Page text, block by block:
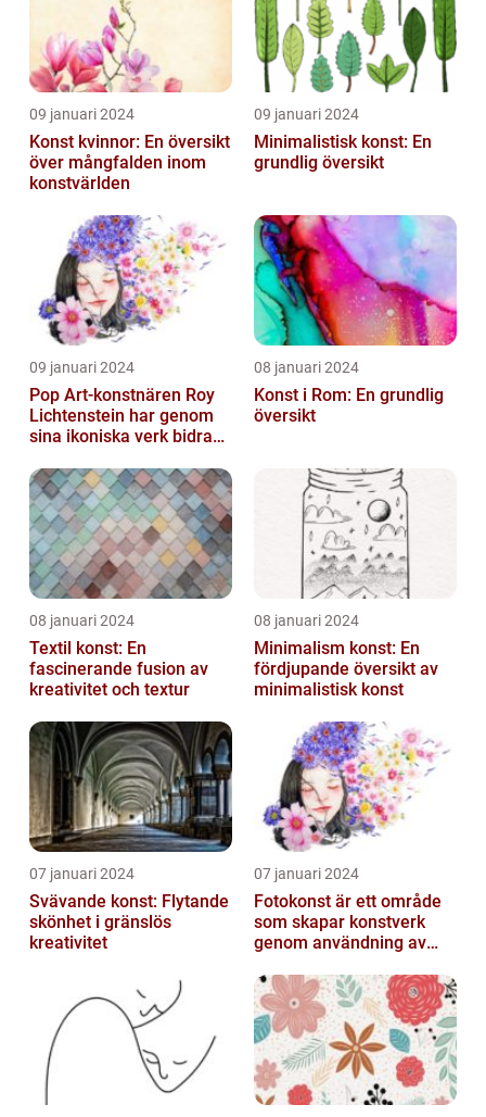
09 januari 2024
Konst kvinnor: En översikt
över mångfalden inom
konstvärlden
09 januari 2024
Minimalistisk konst: En
grundlig översikt
09 januari 2024
Pop Art-konstnären Roy
Lichtenstein har genom
sina ikoniska verk bidragit
08 januari 2024
Konst i Rom: En grundlig
översikt
08 januari 2024
Textil konst: En
fascinerande fusion av
kreativitet och textur
08 januari 2024
Minimalism konst: En
fördjupande översikt av
minimalistisk konst
07 januari 2024
Svävande konst: Flytande
skönhet i gränslös
kreativitet
07 januari 2024
Fotokonst är ett område
som skapar konstverk
genom användning av